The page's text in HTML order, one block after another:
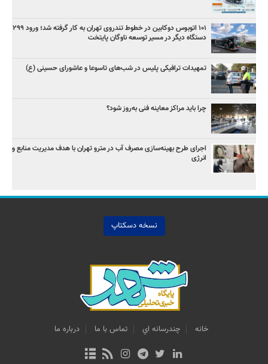
۱۰۱ اتوبوس دوکابین در خطوط تندروی تهران به کار گرفته شد؛ ورود ۲۹۹
دستگاه دیگر در مسیر توسعه ناوگان پایتخت
تمهیدات ترافیکی پلیس در شب‌های تاسوعا و عاشورای حسینی (ع)
چرا باید مراکز معاینه فنی به‌روز شود؟
اجرای طرح بهینه‌سازی مصرف آب در مترو تهران با هدف مدیریت منابع و
انرژی
نسخه دسکتاپ
خانه چندرسانه اي تماس با ما درباره ما